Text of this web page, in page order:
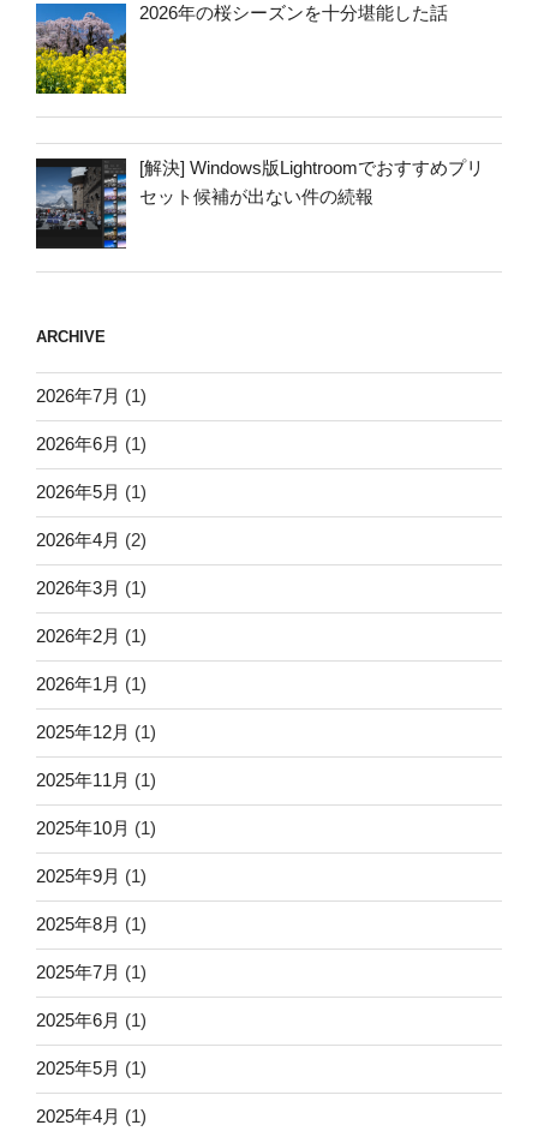
2026年の桜シーズンを十分堪能した話
[解決] Windows版Lightroomでおすすめプリ
セット候補が出ない件の続報
ARCHIVE
2026年7月 (1)
2026年6月 (1)
2026年5月 (1)
2026年4月 (2)
2026年3月 (1)
2026年2月 (1)
2026年1月 (1)
2025年12月 (1)
2025年11月 (1)
2025年10月 (1)
2025年9月 (1)
2025年8月 (1)
2025年7月 (1)
2025年6月 (1)
2025年5月 (1)
2025年4月 (1)